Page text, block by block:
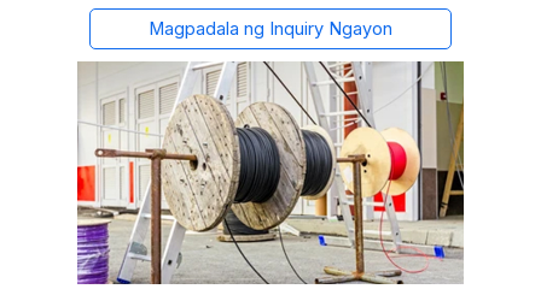
Magpadala ng Inquiry Ngayon